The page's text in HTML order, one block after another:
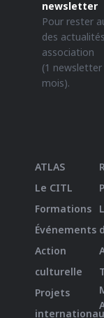
newsletter
Pour rester
des
association
(1 newsletter
mois).
ATLAS
Le CITL
Formations
Événements
Action
culturelle
Projets